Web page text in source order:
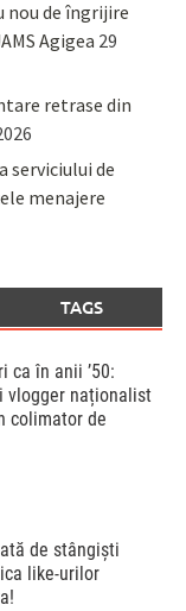
nou de îngrijire
Agigea 29
retrase din
serviciului de
menajere
TAGS
ca în anii ’50:
vlogger naționalist
colimator de
de stângişti
like-urilor